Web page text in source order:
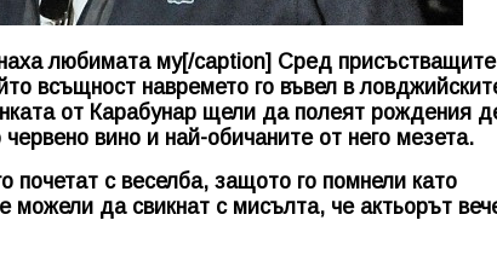
любимата му[/caption] Сред присъстващите
всъщност навремето го въвел в
от Карабунар щели да полеят рождения
вино и най-обичаните от него мезета.
почетат с веселба, защото го помнели като
да свикнат с мисълта, че актьорът